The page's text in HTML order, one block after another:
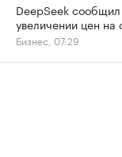
DeepSeek
увеличении цен на
Бизнес, 07:29